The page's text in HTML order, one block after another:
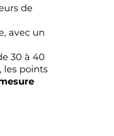
de
avec un
30 à 40
les points